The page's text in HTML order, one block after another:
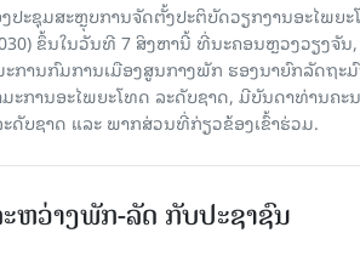
ປະຊຸມສະຫຼຸບການຈັດຕັ້ງປະຕິບັດວຽກງານອະໄພຍ
ຂຶ້ນໃນວັນທີ 7 ສິງຫານີ້ ທີ່ນະຄອນຫຼວງວຽງຈັນ
ການກົມການເມືອງສູນກາງພັກ ຮອງນາຍົກລັດຖະ
ການອະໄພຍະໂທດ ລະດັບຊາດ, ມີບັນດາທ່ານຄະ
ດັບຊາດ ແລະ ພາກສ່ວນທີ່ກ່ຽວຂ້ອງເຂົ້າຮ່ວມ.
ວ່າງພັກ-ລັດ ກັບປະຊາຊົນ